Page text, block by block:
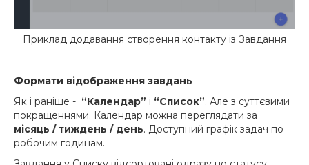
Приклад додавання створення контакту із Завдання
Формати відображення завдань
Як і раніше - “Календар” і “Список”. Але з суттєвими
покращеннями. Календар можна переглядати за
місяць / тиждень / день. Доступний графік задач по
робочим годинам.